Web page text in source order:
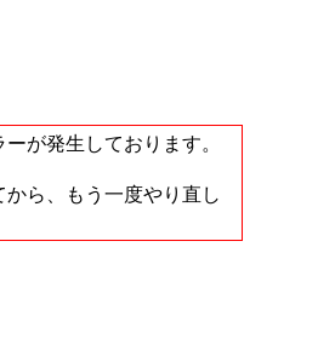
が発生しております。
から、もう一度やり直し